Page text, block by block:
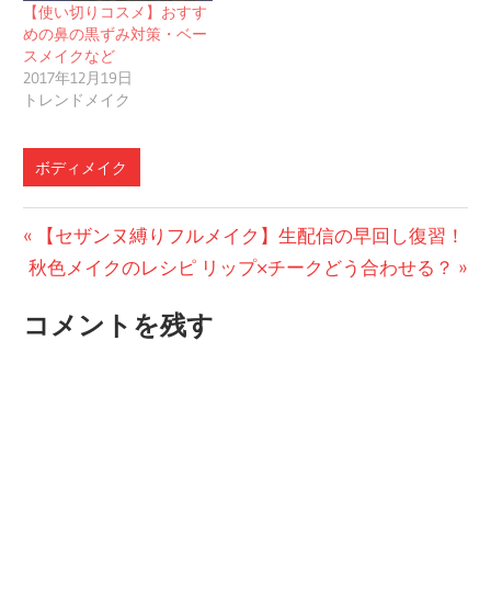
【使い切りコスメ】おすす
めの鼻の黒ずみ対策・ベー
スメイクなど
2017年12月19日
トレンドメイク
ボディメイク
投
稿
ナ
前
の
稿:
【セザンヌ縛りフルメイク】生配信の早回し復習！
次
投
秋色メイクのレシピ リップ×チークどう合わせる？
コメントを残す